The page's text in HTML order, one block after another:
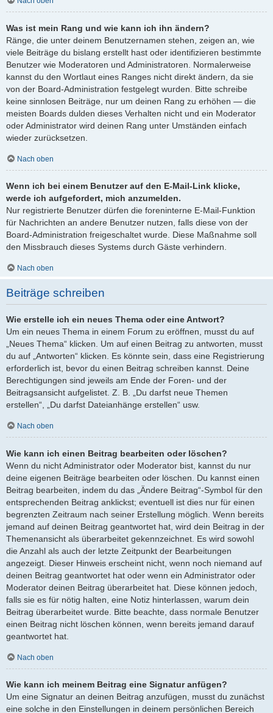
Was ist mein Rang und wie kann ich ihn ändern?
Ränge, die unter deinem Benutzernamen stehen, zeigen an, wie
viele Beiträge du bislang erstellt hast oder identifizieren bestimmte
Benutzer wie Moderatoren und Administratoren. Normalerweise
kannst du den Wortlaut eines Ranges nicht direkt ändern, da sie
von der Board-Administration festgelegt wurden. Bitte schreibe
keine sinnlosen Beiträge, nur um deinen Rang zu erhöhen — die
meisten Boards dulden dieses Verhalten nicht und ein Moderator
oder Administrator wird deinen Rang unter Umständen einfach
wieder zurücksetzen.
Nach oben
Wenn ich bei einem Benutzer auf den E-Mail-Link klicke,
werde ich aufgefordert, mich anzumelden.
Nur registrierte Benutzer dürfen die foreninterne E-Mail-Funktion
für Nachrichten an andere Benutzer nutzen, falls diese von der
Board-Administration freigeschaltet wurde. Diese Maßnahme soll
den Missbrauch dieses Systems durch Gäste verhindern.
Nach oben
Beiträge schreiben
Wie erstelle ich ein neues Thema oder eine Antwort?
Um ein neues Thema in einem Forum zu eröffnen, musst du auf
„Neues Thema“ klicken. Um auf einen Beitrag zu antworten, musst
du auf „Antworten“ klicken. Es könnte sein, dass eine Registrierung
erforderlich ist, bevor du einen Beitrag schreiben kannst. Deine
Berechtigungen sind jeweils am Ende der Foren- und der
Beitragsansicht aufgelistet. Z. B. „Du darfst neue Themen
erstellen“, „Du darfst Dateianhänge erstellen“ usw.
Nach oben
Wie kann ich einen Beitrag bearbeiten oder löschen?
Wenn du nicht Administrator oder Moderator bist, kannst du nur
deine eigenen Beiträge bearbeiten oder löschen. Du kannst einen
Beitrag bearbeiten, indem du das „Ändere Beitrag“-Symbol für den
entsprechenden Beitrag anklickst; eventuell ist dies nur für einen
begrenzten Zeitraum nach seiner Erstellung möglich. Wenn bereits
jemand auf deinen Beitrag geantwortet hat, wird dein Beitrag in der
Themenansicht als überarbeitet gekennzeichnet. Es wird sowohl
die Anzahl als auch der letzte Zeitpunkt der Bearbeitungen
angezeigt. Dieser Hinweis erscheint nicht, wenn noch niemand auf
deinen Beitrag geantwortet hat oder wenn ein Administrator oder
Moderator deinen Beitrag überarbeitet hat. Diese können jedoch,
falls sie es für nötig halten, eine Notiz hinterlassen, warum dein
Beitrag überarbeitet wurde. Bitte beachte, dass normale Benutzer
einen Beitrag nicht löschen können, wenn bereits jemand darauf
geantwortet hat.
Nach oben
Wie kann ich meinem Beitrag eine Signatur anfügen?
Um eine Signatur an deinen Beitrag anzufügen, musst du zunächst
eine solche in den Einstellungen in deinem persönlichen Bereich